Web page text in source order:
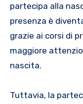
partecipa alla
presenza è
grazie ai corsi di
maggiore
nascita.
Tuttavia, la